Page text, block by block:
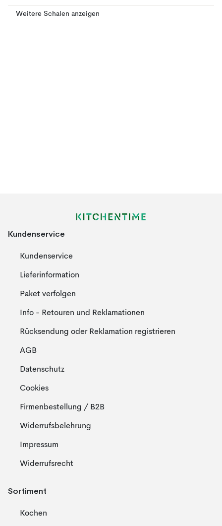
Weitere Schalen anzeigen
Kundenservice
Kundenservice
Lieferinformation
Paket verfolgen
Info - Retouren und Reklamationen
Rücksendung oder Reklamation registrieren
AGB
Datenschutz
Cookies
Firmenbestellung / B2B
Widerrufsbelehrung
Impressum
Widerrufsrecht
Sortiment
Kochen